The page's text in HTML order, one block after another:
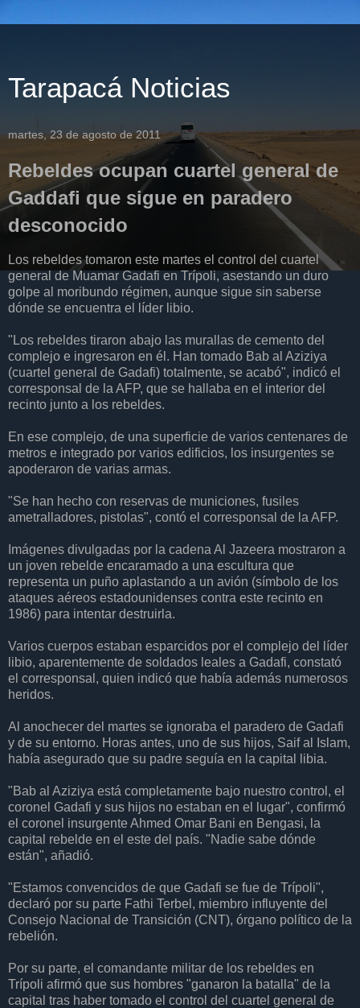
Tarapacá Noticias
martes, 23 de agosto de 2011
Rebeldes ocupan cuartel general de
Gaddafi que sigue en paradero
desconocido
Los rebeldes tomaron este martes el control del cuartel
general de Muamar Gadafi en Trípoli, asestando un duro
golpe al moribundo régimen, aunque sigue sin saberse
dónde se encuentra el líder libio.
"Los rebeldes tiraron abajo las murallas de cemento del
complejo e ingresaron en él. Han tomado Bab al Aziziya
(cuartel general de Gadafi) totalmente, se acabó", indicó el
corresponsal de la AFP, que se hallaba en el interior del
recinto junto a los rebeldes.
En ese complejo, de una superficie de varios centenares de
metros e integrado por varios edificios, los insurgentes se
apoderaron de varias armas.
"Se han hecho con reservas de municiones, fusiles
ametralladores, pistolas", contó el corresponsal de la AFP.
Imágenes divulgadas por la cadena Al Jazeera mostraron a
un joven rebelde encaramado a una escultura que
representa un puño aplastando a un avión (símbolo de los
ataques aéreos estadounidenses contra este recinto en
1986) para intentar destruirla.
Varios cuerpos estaban esparcidos por el complejo del líder
libio, aparentemente de soldados leales a Gadafi, constató
el corresponsal, quien indicó que había además numerosos
heridos.
Al anochecer del martes se ignoraba el paradero de Gadafi
y de su entorno. Horas antes, uno de sus hijos, Saif al Islam,
había asegurado que su padre seguía en la capital libia.
"Bab al Aziziya está completamente bajo nuestro control, el
coronel Gadafi y sus hijos no estaban en el lugar", confirmó
el coronel insurgente Ahmed Omar Bani en Bengasi, la
capital rebelde en el este del país. "Nadie sabe dónde
están", añadió.
"Estamos convencidos de que Gadafi se fue de Trípoli",
declaró por su parte Fathi Terbel, miembro influyente del
Consejo Nacional de Transición (CNT), órgano político de la
rebelión.
Por su parte, el comandante militar de los rebeldes en
Trípoli afirmó que sus hombres "ganaron la batalla" de la
capital tras haber tomado el control del cuartel general de